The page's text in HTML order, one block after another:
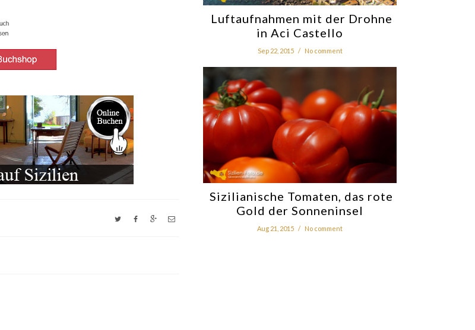
Luftaufnahmen mit der Drohne
in Aci Castello
Sep 22, 2015 / No comment
Sizilianische Tomaten, das rote
Gold der Sonneninsel
Aug 21, 2015 / No comment